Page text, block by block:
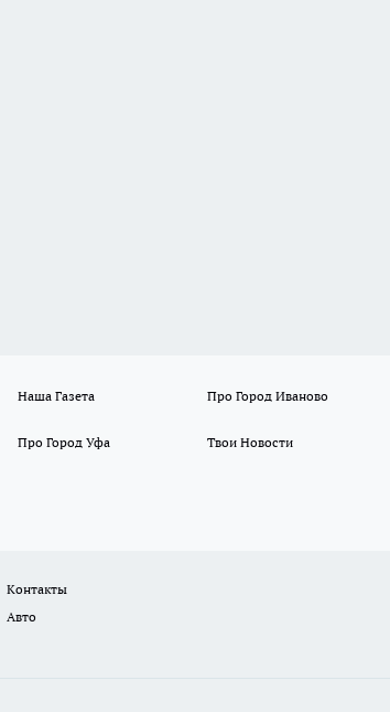
Наша Газета Про Город Иваново
Про Город Уфа Твои Новости
Контакты
Авто